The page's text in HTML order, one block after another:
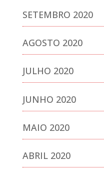
SETEMBRO 2020
AGOSTO 2020
JULHO 2020
JUNHO 2020
MAIO 2020
ABRIL 2020